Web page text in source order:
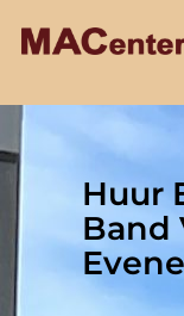
Huur
Band